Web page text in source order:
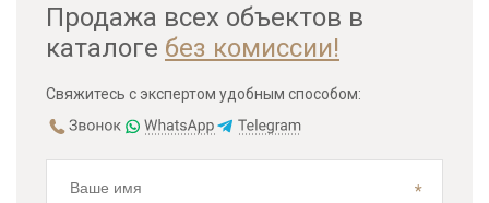
Продажа всех объектов в
каталоге без комиссии!
Свяжитесь с экспертом удобным способом: